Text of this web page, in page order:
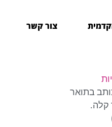
צור קשר
ממוצע כותב בתואר
קלה.